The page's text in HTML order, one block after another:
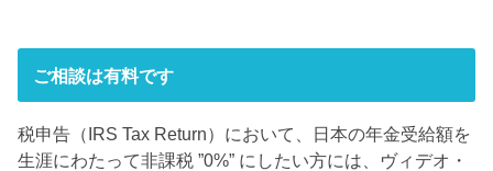
ご相談は有料です
税申告（IRS Tax Return）において、日本の年金受給額を
生涯にわたって非課税 ”0%” にしたい方には、ヴィデオ・